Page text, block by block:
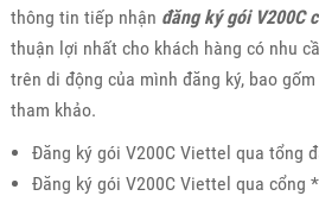
thông tin tiếp nhận đăng ký gói V200C
thuận lợi nhất cho khách hàng có nhu
trên di động của mình đăng ký, bao
tham khảo.
Đăng ký gói V200C Viettel qua tổng
Đăng ký gói V200C Viettel qua cổng